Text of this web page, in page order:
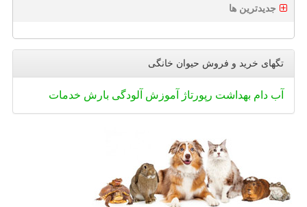
جدیدترین ها
تگهای خرید و فروش حیوان خانگی
آب دام بهداشت رپورتاژ آموزش آلودگی بارش خدمات